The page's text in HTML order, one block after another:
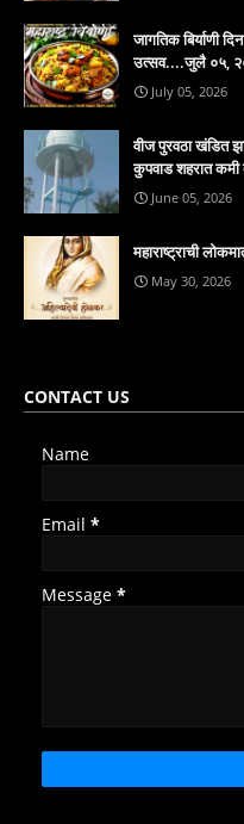
जागतिक बिर्याणी
उत्सव....जुलै ०५,
July 05, 2026
वीज पुरवठा खंडित
कुपवाड शहरात कमी
June 05, 2026
महाराष्ट्राची
May 30, 2026
CONTACT US
Name
Email *
Message *